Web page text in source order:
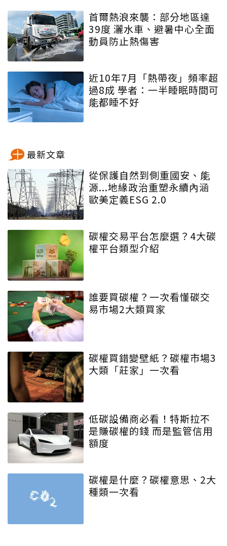
首爾熱浪來襲：部分地區達
39度 灑水車、避暑中心全面
動員防止熱傷害
近10年7月「熱帶夜」頻率超
過8成 學者：一半睡眠時間可
能都睡不好
最新文章
從保護自然到側重國安、能
源...地緣政治重塑永續內涵
歐美定義ESG 2.0
碳權交易平台怎麼選？4大碳
權平台類型介紹
誰要買碳權？一次看懂碳交
易市場2大類買家
碳權買錯變壁紙？碳權市場3
大類「莊家」一次看
低碳設備商必看！特斯拉不
是賺碳權的錢 而是監管信用
額度
碳權是什麼？碳權意思、2大
種類一次看